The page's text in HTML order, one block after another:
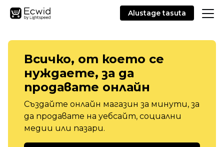
Alustage tasuta
Всичко, от което се
нуждаете, за да
продавате онлайн
Създайте онлайн магазин за минути, за
да продавате на уебсайт, социални
медии или пазари.